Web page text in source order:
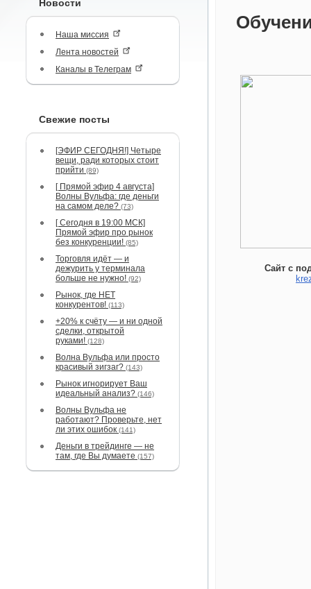
Новости
Наша миссия
Лента новостей
Каналы в Телеграм
Свежие посты
[ЭФИР СЕГОДНЯ!] Четыре
вещи, ради которых стоит
прийти (89)
[ Прямой эфир 4 августа]
Волны Вульфа: где деньги
на самом деле? (73)
[ Сегодня в 19:00 МСК]
Прямой эфир про рынок
без конкуренции! (85)
Торговля идёт — и
дежурить у терминала
больше не нужно! (92)
Рынок, где НЕТ
конкурентов! (113)
+20% к счёту — и ни одной
сделки, открытой
руками! (128)
Волна Вульфа или просто
красивый зигзаг? (143)
Рынок игнорирует Ваш
идеальный анализ? (146)
Волны Вульфа не
работают? Проверьте, нет
ли этих ошибок (141)
Деньги в трейдинге — не
там, где Вы думаете (157)
Сайт с